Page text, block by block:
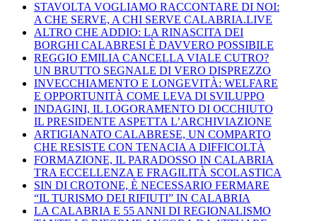
STAVOLTA VOGLIAMO RACCONTARE DI NOI:
A CHE SERVE, A CHI SERVE CALABRIA.LIVE
ALTRO CHE ADDIO: LA RINASCITA DEI
BORGHI CALABRESI È DAVVERO POSSIBILE
REGGIO EMILIA CANCELLA VIALE CUTRO?
UN BRUTTO SEGNALE DI VERO DISPREZZO
INVECCHIAMENTO E LONGEVITÀ: WELFARE
E OPPORTUNITÀ COME LEVA DI SVILUPPO
INDAGINI, IL LOGORAMENTO DI OCCHIUTO
IL PRESIDENTE ASPETTA L’ARCHIVIAZIONE
ARTIGIANATO CALABRESE, UN COMPARTO
CHE RESISTE CON TENACIA A DIFFICOLTÀ
FORMAZIONE, IL PARADOSSO IN CALABRIA
TRA ECCELLENZA E FRAGILITÀ SCOLASTICA
SIN DI CROTONE, È NECESSARIO FERMARE
“IL TURISMO DEI RIFIUTI” IN CALABRIA
LA CALABRIA E 55 ANNI DI REGIONALISMO